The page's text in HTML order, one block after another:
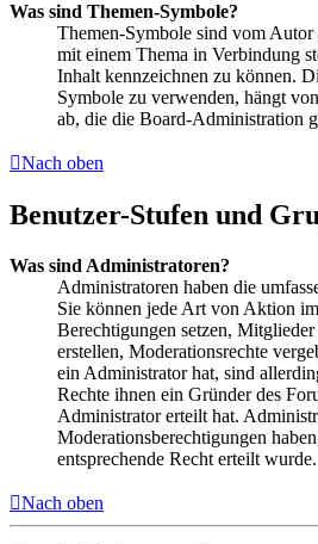
Was sind Themen-Symbole?
Themen-Symbole sind vom
mit einem Thema in Verbindung
Inhalt kennzeichnen zu können.
Symbole zu verwenden, hängt
ab, die die Board-Administration
Nach oben
Benutzer-Stufen und
Was sind Administratoren?
Administratoren haben die
Sie können jede Art von Aktion
Berechtigungen setzen,
erstellen, Moderationsrechte
ein Administrator hat, sind
Rechte ihnen ein Gründer des
Administrator erteilt hat.
Moderationsberechtigungen
entsprechende Recht erteilt wurde.
Nach oben